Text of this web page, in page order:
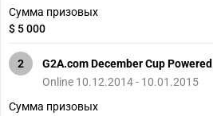
Сумма призовых
$ 5 000
2
G2A.com December Cup
Online 10.12.2014 - 10.01.2015
Сумма призовых